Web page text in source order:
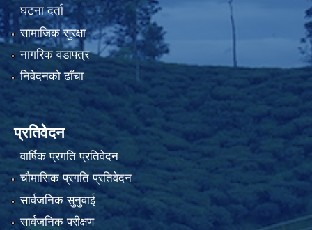
घटना दर्ता
सामाजिक सुरक्षा
नागरिक वडापत्र
निवेदनको ढाँचा
प्रतिवेदन
वार्षिक प्रगति प्रतिवेदन
चौमासिक प्रगति प्रतिवेदन
सार्वजनिक सुनुवाई
सार्वजनिक परीक्षण